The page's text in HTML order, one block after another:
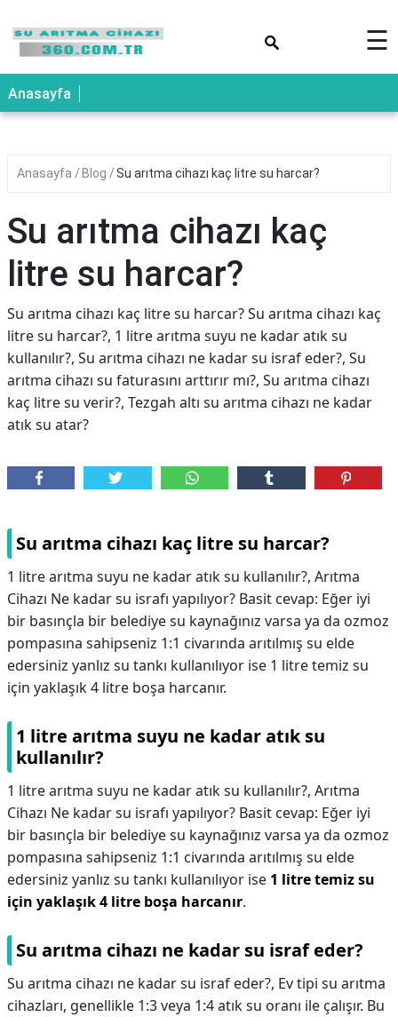
☰
Anasayfa
Anasayfa Blog Su arıtma cihazı kaç litre su harcar?
Su arıtma cihazı kaç
litre su harcar?
Su arıtma cihazı kaç litre su harcar? Su arıtma cihazı kaç
litre su harcar?, 1 litre arıtma suyu ne kadar atık su
kullanılır?, Su arıtma cihazı ne kadar su israf eder?, Su
arıtma cihazı su faturasını arttırır mı?, Su arıtma cihazı
kaç litre su verir?, Tezgah altı su arıtma cihazı ne kadar
atık su atar?
Su arıtma cihazı kaç litre su harcar?
1 litre arıtma suyu ne kadar atık su kullanılır?, Arıtma
Cihazı Ne kadar su israfı yapılıyor? Basit cevap: Eğer iyi
bir basınçla bir belediye su kaynağınız varsa ya da ozmoz
pompasına sahipseniz 1:1 civarında arıtılmış su elde
edersiniz yanlız su tankı kullanılıyor ise 1 litre temiz su
için yaklaşık 4 litre boşa harcanır.
1 litre arıtma suyu ne kadar atık su
kullanılır?
1 litre arıtma suyu ne kadar atık su kullanılır?, Arıtma
Cihazı Ne kadar su israfı yapılıyor? Basit cevap: Eğer iyi
bir basınçla bir belediye su kaynağınız varsa ya da ozmoz
pompasına sahipseniz 1:1 civarında arıtılmış su elde
edersiniz yanlız su tankı kullanılıyor ise 1 litre temiz su
için yaklaşık 4 litre boşa harcanır.
Su arıtma cihazı ne kadar su israf eder?
Su arıtma cihazı ne kadar su israf eder?, Ev tipi su arıtma
cihazları, genellikle 1:3 veya 1:4 atık su oranı ile çalışır. Bu